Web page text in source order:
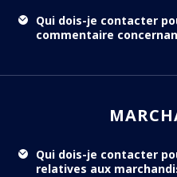
Qui dois-je contacter
commentaire
Qui dois-je contacter
relatives aux